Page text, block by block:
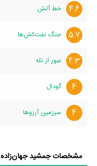
4.6 خط آتش
5.7 جنگ نفت‌کش‌ها
4.3 عبور از تله
4 گودال
4 سرزمین آرزوها
مشخصات جمشید جهان‌زاده